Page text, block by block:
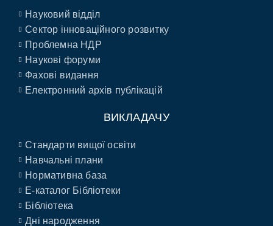
Науковий відділ
Сектор інноваційного розвитку
Проблемна НДР
Наукові форуми
Фахові видання
Електронний архів публікацій
ВИКЛАДАЧУ
Стандарти вищої освіти
Навчальні плани
Нормативна база
E-каталог Бібліотеки
Бібліотека
Дні народження